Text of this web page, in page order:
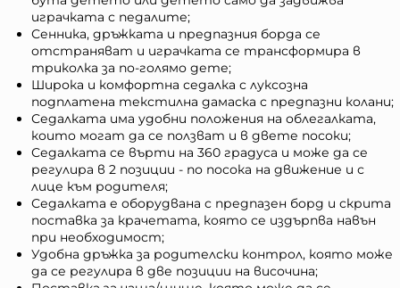
играчката с педалите;
Сенника, дръжката и предпазния борда се
отстраняват и играчката се трансформира в
триколка за по-голямо дете;
Широка и комфортна седалка с луксозна
подплатена текстилна дамаска с предпазни колани;
Седалката има удобни положения на облегалката,
които могат да се ползват и в двете посоки;
Седалката се върти на 360 градуса и може да се
регулира в 2 позиции - по посока на движение и с
лице към родителя;
Седалката е оборудвана с предпазен борд и скрита
поставка за крачетата, която се издърпва навън
при необходимост;
Удобна дръжка за родителски контрол, която може
да се регулира в две позиции на височина;